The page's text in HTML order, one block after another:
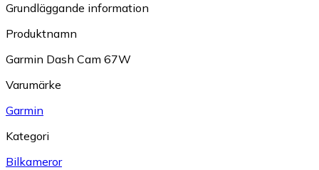
Grundläggande information
Produktnamn
Garmin Dash Cam 67W
Varumärke
Garmin
Kategori
Bilkameror